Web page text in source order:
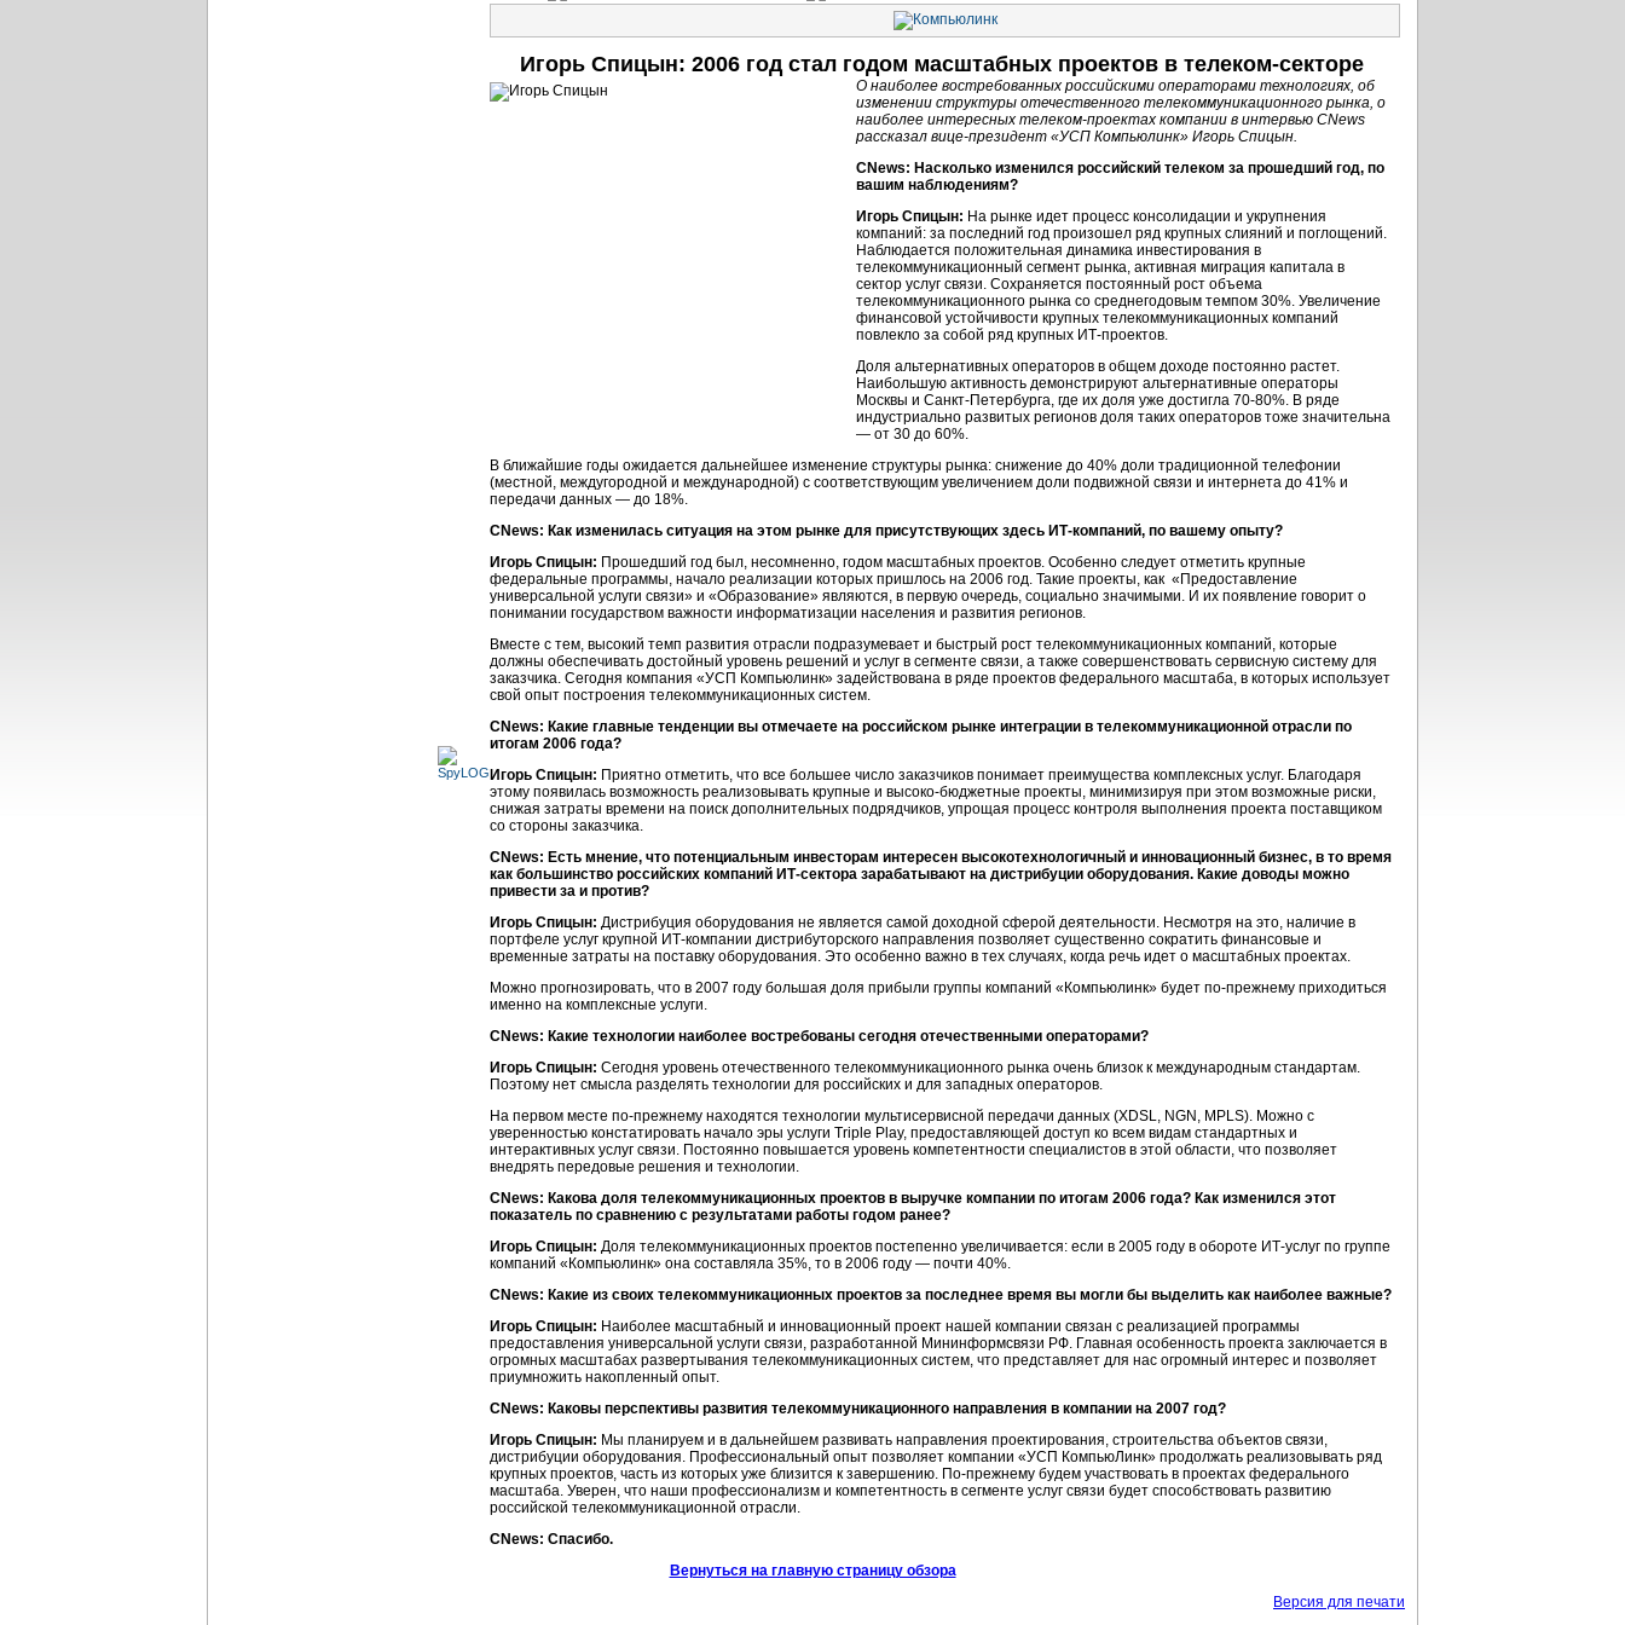
Игорь Спицын: 2006 год стал годом масштабных проектов в телеком-секторе
О наиболее востребованных российскими операторами технологиях, об
изменении структуры отечественного телекоммуникационного рынка, о
наиболее интересных телеком-проектах компании в интервью CNews
рассказал вице-президент «УСП Компьюлинк» Игорь Спицын.
CNews: Насколько изменился российский телеком за прошедший год, по
вашим наблюдениям?
Игорь Спицын: На рынке идет процесс консолидации и укрупнения
компаний: за последний год произошел ряд крупных слияний и поглощений.
Наблюдается положительная динамика инвестирования в
телекоммуникационный сегмент рынка, активная миграция капитала в
сектор услуг связи. Сохраняется постоянный рост объема
телекоммуникационного рынка со среднегодовым темпом 30%. Увеличение
финансовой устойчивости крупных телекоммуникационных компаний
повлекло за собой ряд крупных ИТ-проектов.
Доля альтернативных операторов в общем доходе постоянно растет.
Наибольшую активность демонстрируют альтернативные операторы
Москвы и Санкт-Петербурга, где их доля уже достигла 70-80%. В ряде
индустриально развитых регионов доля таких операторов тоже значительна
— от 30 до 60%.
В ближайшие годы ожидается дальнейшее изменение структуры рынка: снижение до 40% доли традиционной телефонии
(местной, междугородной и международной) с соответствующим увеличением доли подвижной связи и интернета до 41% и
передачи данных — до 18%.
CNews: Как изменилась ситуация на этом рынке для присутствующих здесь ИТ-компаний, по вашему опыту?
Игорь Спицын: Прошедший год был, несомненно, годом масштабных проектов. Особенно следует отметить крупные
федеральные программы, начало реализации которых пришлось на 2006 год. Такие проекты, как «Предоставление
универсальной услуги связи» и «Образование» являются, в первую очередь, социально значимыми. И их появление говорит о
понимании государством важности информатизации населения и развития регионов.
Вместе с тем, высокий темп развития отрасли подразумевает и быстрый рост телекоммуникационных компаний, которые
должны обеспечивать достойный уровень решений и услуг в сегменте связи, а также совершенствовать сервисную систему для
заказчика. Сегодня компания «УСП Компьюлинк» задействована в ряде проектов федерального масштаба, в которых использует
свой опыт построения телекоммуникационных систем.
CNews: Какие главные тенденции вы отмечаете на российском рынке интеграции в телекоммуникационной отрасли по
итогам 2006 года?
Игорь Спицын: Приятно отметить, что все большее число заказчиков понимает преимущества комплексных услуг. Благодаря
этому появилась возможность реализовывать крупные и высоко-бюджетные проекты, минимизируя при этом возможные риски,
снижая затраты времени на поиск дополнительных подрядчиков, упрощая процесс контроля выполнения проекта поставщиком
со стороны заказчика.
CNews: Есть мнение, что потенциальным инвесторам интересен высокотехнологичный и инновационный бизнес, в то время
как большинство российских компаний ИТ-сектора зарабатывают на дистрибуции оборудования. Какие доводы можно
привести за и против?
Игорь Спицын: Дистрибуция оборудования не является самой доходной сферой деятельности. Несмотря на это, наличие в
портфеле услуг крупной ИТ-компании дистрибуторского направления позволяет существенно сократить финансовые и
временные затраты на поставку оборудования. Это особенно важно в тех случаях, когда речь идет о масштабных проектах.
Можно прогнозировать, что в 2007 году большая доля прибыли группы компаний «Компьюлинк» будет по-прежнему приходиться
именно на комплексные услуги.
CNews: Какие технологии наиболее востребованы сегодня отечественными операторами?
Игорь Спицын: Сегодня уровень отечественного телекоммуникационного рынка очень близок к международным стандартам.
Поэтому нет смысла разделять технологии для российских и для западных операторов.
На первом месте по-прежнему находятся технологии мультисервисной передачи данных (XDSL, NGN, MPLS). Можно с
уверенностью констатировать начало эры услуги Triple Play, предоставляющей доступ ко всем видам стандартных и
интерактивных услуг связи. Постоянно повышается уровень компетентности специалистов в этой области, что позволяет
внедрять передовые решения и технологии.
CNews: Какова доля телекоммуникационных проектов в выручке компании по итогам 2006 года? Как изменился этот
показатель по сравнению с результатами работы годом ранее?
Игорь Спицын: Доля телекоммуникационных проектов постепенно увеличивается: если в 2005 году в обороте ИТ-услуг по группе
компаний «Компьюлинк» она составляла 35%, то в 2006 году — почти 40%.
CNews: Какие из своих телекоммуникационных проектов за последнее время вы могли бы выделить как наиболее важные?
Игорь Спицын: Наиболее масштабный и инновационный проект нашей компании связан с реализацией программы
предоставления универсальной услуги связи, разработанной Мининформсвязи РФ. Главная особенность проекта заключается в
огромных масштабах развертывания телекоммуникационных систем, что представляет для нас огромный интерес и позволяет
приумножить накопленный опыт.
CNews: Каковы перспективы развития телекоммуникационного направления в компании на 2007 год?
Игорь Спицын: Мы планируем и в дальнейшем развивать направления проектирования, строительства объектов связи,
дистрибуции оборудования. Профессиональный опыт позволяет компании «УСП КомпьюЛинк» продолжать реализовывать ряд
крупных проектов, часть из которых уже близится к завершению. По-прежнему будем участвовать в проектах федерального
масштаба. Уверен, что наши профессионализм и компетентность в сегменте услуг связи будет способствовать развитию
российской телекоммуникационной отрасли.
CNews: Спасибо.
Вернуться на главную страницу обзора
Версия для печати